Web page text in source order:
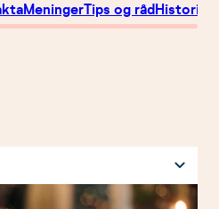
MeningerTips og rådHistorier